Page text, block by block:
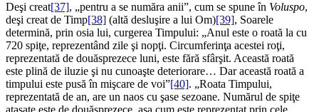
Deşi creat[37], „pentru a se număra anii”, cum se spune în Voluspo,
deşi creat de Timp[38] (altă desluşire a lui Om)[39], Soarele
determină, prin osia lui, curgerea Timpului: „Anul este o roată la cu
720 spiţe, reprezentând zile şi nopţi. Circumferinţa acestei roţi,
reprezentată de douăsprezece luni, este fără sfârşit. Această roată
este plină de iluzie şi nu cunoaşte deteriorare… Dar această roată a
timpului este pusă în mişcare de voi”[40]. „Roata Timpului,
reprezentată de an, are un naos cu şase sezoane. Numărul de spiţe